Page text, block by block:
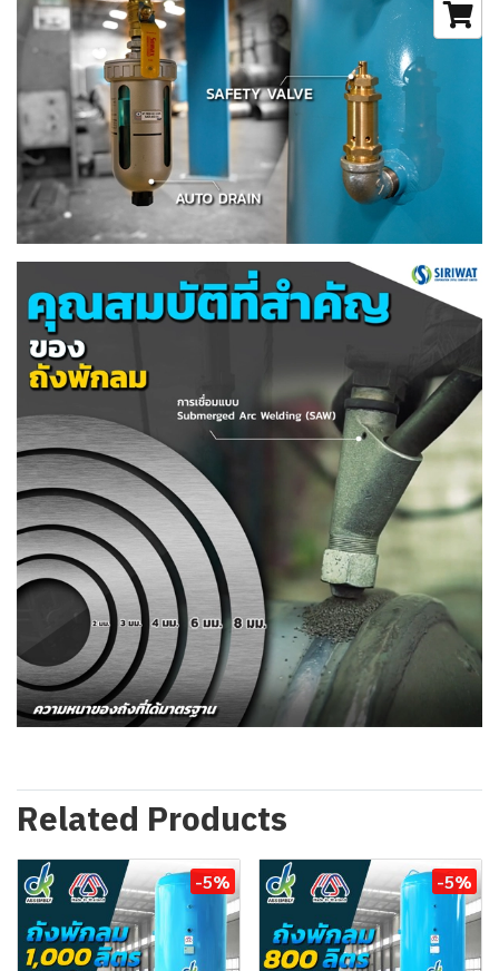
Related Products
-5% -5%